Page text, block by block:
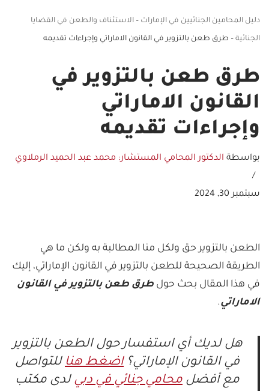
دليل المحامين الجنائيين في الإمارات – الاستئناف والطعن في القضايا
الجنائية – طرق طعن بالتزوير في القانون الاماراتي وإجراءات تقديمه
طرق طعن بالتزوير في
القانون الاماراتي
وإجراءات تقديمه
بواسطة الدكتور المحامي المستشار: محمد عبد الحميد الرملاوي
سبتمبر 30, 2024
الطعن بالتزوير حق ولكل منا المطالبة به ولكن ما هي
الطريقة الصحيحة للطعن بالتزوير في القانون الإماراتي، إليك
في هذا المقال بحث حول طرق طعن بالتزوير في القانون
الاماراتي.
هل لديك أي استفسار حول الطعن بالتزوير
في القانون الإماراتي؟اضغط هناللتواصل
مع أفضل محامي جنائي في دبي لدى مكتب